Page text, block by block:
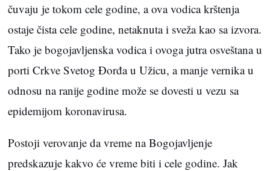
čuvaju je tokom cele godine, a ova vodica krštenja
ostaje čista cele godine, netaknuta i sveža kao sa izvora.
Tako je bogojavljenska vodica i ovoga jutra osveštana u
porti Crkve Svetog Đorđa u Užicu, a manje vernika u
odnosu na ranije godine može se dovesti u vezu sa
epidemijom koronavirusa.
Postoji verovanje da vreme na Bogojavljenje
predskazuje kakvo će vreme biti i cele godine. Jak